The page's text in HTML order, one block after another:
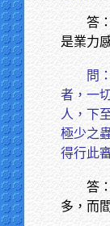
答
是業力
問
者，一
人，下
極少之
得行此
答
多，而